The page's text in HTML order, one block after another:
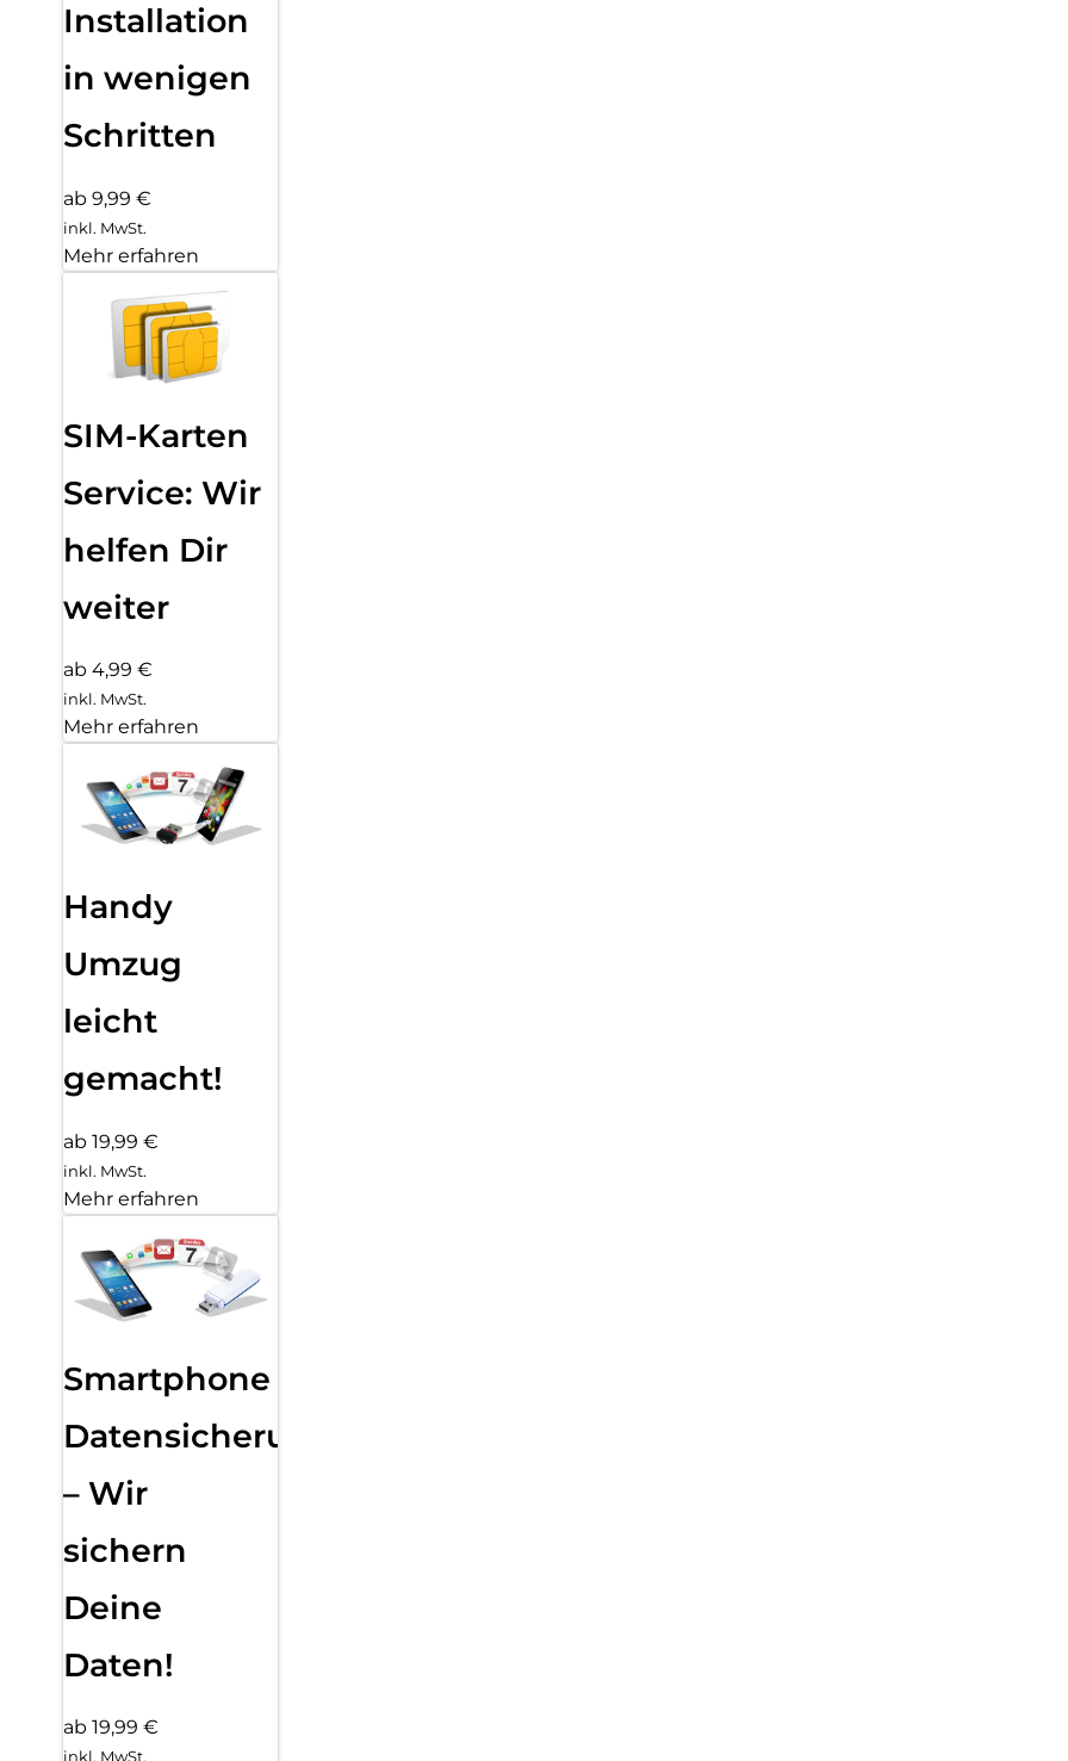
Installation
in wenigen
Schritten
ab 9,99 €
inkl. MwSt.
Mehr erfahren
SIM-Karten
Service: Wir
helfen Dir
weiter
ab 4,99 €
inkl. MwSt.
Mehr erfahren
Handy
Umzug
leicht
gemacht!
ab 19,99 €
inkl. MwSt.
Mehr erfahren
Smartphone
Datensicherung
– Wir
sichern
Deine
Daten!
ab 19,99 €
inkl. MwSt.